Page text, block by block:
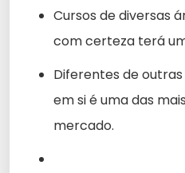
Cursos de diversas
com certeza terá
Diferentes de
em si é uma das
mercado.